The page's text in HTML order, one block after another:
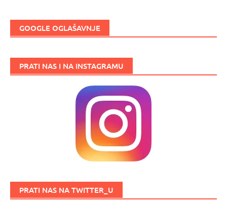
GOOGLE OGLAŠAVNJE
PRATI NAS I NA INSTAGRAMU
PRATI NAS NA TWITTER_U